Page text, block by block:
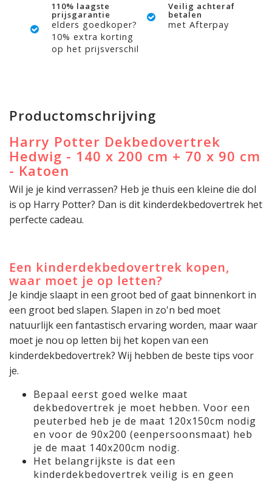
110% laagste
prijsgarantie
elders goedkoper?
10% extra korting
op het prijsverschil
Veilig achteraf
betalen
met Afterpay
Productomschrijving
Harry Potter Dekbedovertrek
Hedwig - 140 x 200 cm + 70 x 90 cm
- Katoen
Wil je je kind verrassen? Heb je thuis een kleine die dol
is op Harry Potter? Dan is dit kinderdekbedovertrek het
perfecte cadeau.
Een kinderdekbedovertrek kopen,
waar moet je op letten?
Je kindje slaapt in een groot bed of gaat binnenkort in
een groot bed slapen. Slapen in zo'n bed moet
natuurlijk een fantastisch ervaring worden, maar waar
moet je nou op letten bij het kopen van een
kinderdekbedovertrek? Wij hebben de beste tips voor
je.
Bepaal eerst goed welke maat
dekbedovertrek je moet hebben. Voor een
peuterbed heb je de maat 120x150cm nodig
en voor de 90x200 (eenpersoonsmaat) heb
je de maat 140x200cm nodig.
Het belangrijkste is dat een
kinderdekbedovertrek veilig is en geen